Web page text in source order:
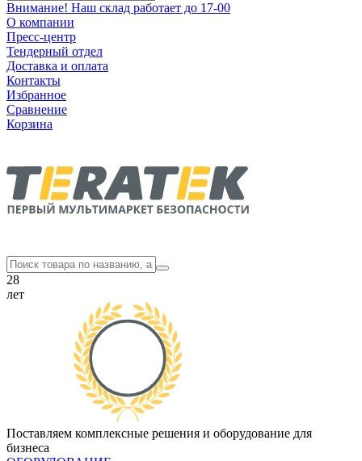
Внимание! Наш склад работает до 17-00
О компании
Пресс-центр
Тендерный отдел
Доставка и оплата
Контакты
Избранное
Сравнение
Корзина
28
лет
Поставляем комплексные решения и оборудование для
бизнеса